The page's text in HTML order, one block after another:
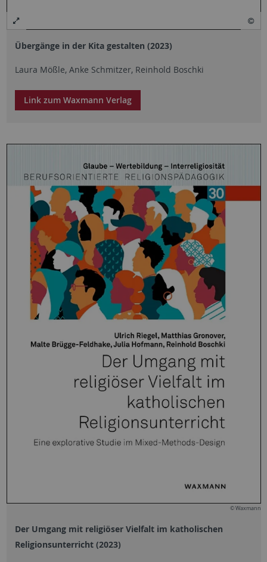
Übergänge in der Kita gestalten (2023)
Laura Mößle, Anke Schmitzer, Reinhold Boschki
Link zum Waxmann Verlag
© Waxmann
Der Umgang mit religiöser Vielfalt im katholischen
Religionsunterricht (2023)